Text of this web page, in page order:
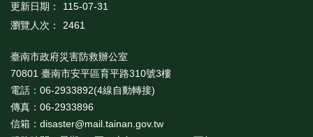
更新日期：
115-07-31
瀏覽人次：
2461
臺南市政府災害防救辦公室
70801 臺南市安平區育平路310號3樓
電話：06-2933892(4線自動轉接)
傳真：06-2933896
信箱：disaster@mail.tainan.gov.tw